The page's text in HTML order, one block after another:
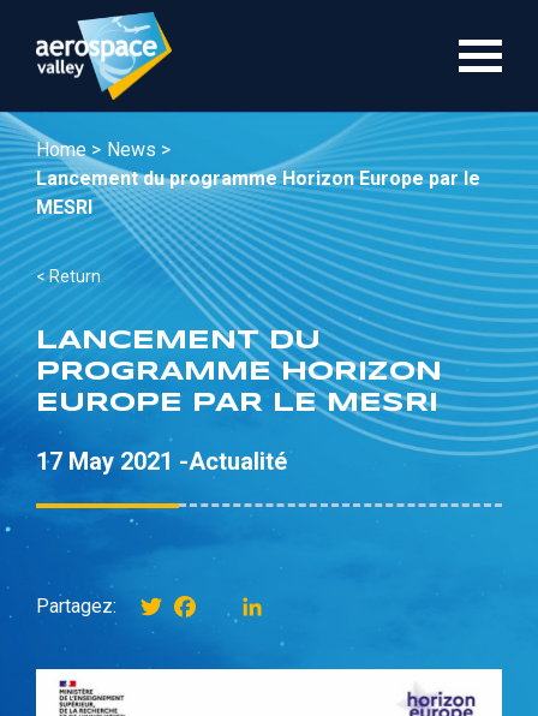
main
Home > News >
Lancement du programme Horizon Europe par le
MESRI
< Return
LANCEMENT DU
PROGRAMME HORIZON
EUROPE PAR LE MESRI
17 May 2021 -Actualité
Partagez: TwitterFacebookinstagram